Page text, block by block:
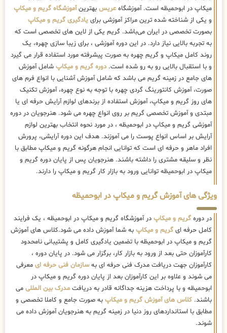
میکاپ در ابوحمیظه است. آموزشگاه عریس بهترینآموزشگاه گریم و میکاپ
و یکی از شناخته شده ترین مراکز آموزشی برای یادگیری گریم و میکاپ
بصورت تخصصی در ایران می‌باشد. گریم یکی از لاین های تخصصی است که
به تجربه بالایی نیاز دارد. در این دوره آموزشی ، برای زیبا سازی چهره، یک
روند کامل میکاپ و گریم چهره به صورت پیشرفته مورد استفاده قرار می گیرد
و با استقبال بالایی رو به رو شده است.دوره گریم و میکاپ شامل آموزش
های جامع در زمینه گریم می باشد که شامل آموزش آشنایی با انواع فرم های
صورت، آموزش کانتورینگ گردی چهره با توجه به نوع چهره، آموزش تکنیک
های روز گریم و میکاپ، آموزش استفاده از برندهای لوازم آرایش حرفه ای یا
مبتدی و آموزش تخصصی گریم بر روی انواع چهره می شود. هنرجویان در دوره
آموزشی گریم و میکاپ در ابوحمیظه ، در مورد نحوه انتخاب بهترین لوازم
آرایش بر اساس انواع پوست را می آموزند. هدف این دوره آرایشی، پرورش
افراد ماهر و حرفه ای است که توانایی انجام هرگونه گریم و میکاپ مطابق با
نظر و سلیقه مشتری را داشته باشند. هنرجویان پس از پایان دوره گریم و
میکاپ در ابوحمیظه توانایی ورود به بازار کار گریم و میکاپ را دارند.
ویژگی های آموزش گریم و میکاپ در ابوحمیظه
در دوره گریم و میکاپ در آموزشگاه گریم و میکاپ در ابوحمیظه ، یک فرایند
کامل حرفه ای گریم و میکاپ به شما آموزش داده می شود.کلاس های آموزش
گریم و میکاپ در ابوحمیظه با تضمین یادگیری کامل و پشتیبانی نامحدود
کارآموزان حتی بعد از ورود به بازار کار، برگزار می شود. در پایان دوره ،
کارآموزان جهت دریافت مدرک فنی حرفه ای بهسازمان فنی حرفه ای معرفی
می شوند و علاوه بر این کارآموزان بعد از پایان دوره گریم و میکاپ در
ابوحمیظه و با پرداخت هزینه جداگانه قادر به دریافت مدرک بین المللی می
باشند. کلاس های آموزش گریم و میکاپ به صورت جامع و کاملا تخصصی و
مطابق با استانداردهای روز دنیا در زمینه گریم به هنرجویان آموزش داده می
شوند.